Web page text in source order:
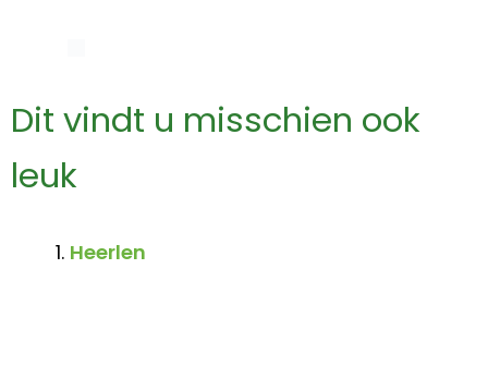
Dit vindt u misschien ook
leuk
Heerlen